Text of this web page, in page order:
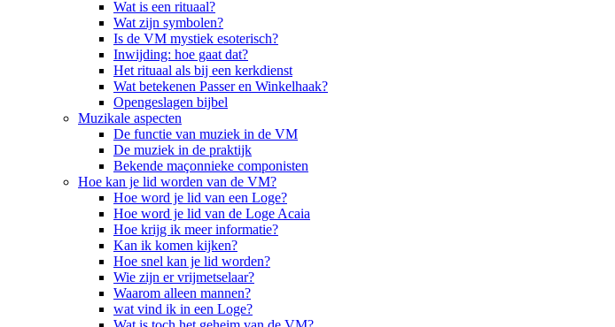
Wat is een rituaal?
Wat zijn symbolen?
Is de VM mystiek esoterisch?
Inwijding: hoe gaat dat?
Het rituaal als bij een kerkdienst
Wat betekenen Passer en Winkelhaak?
Opengeslagen bijbel
Muzikale aspecten
De functie van muziek in de VM
De muziek in de praktijk
Bekende maçonnieke componisten
Hoe kan je lid worden van de VM?
Hoe word je lid van een Loge?
Hoe word je lid van de Loge Acaia
Hoe krijg ik meer informatie?
Kan ik komen kijken?
Hoe snel kan je lid worden?
Wie zijn er vrijmetselaar?
Waarom alleen mannen?
wat vind ik in een Loge?